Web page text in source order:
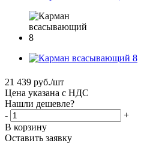
21 439 руб./шт
Цена указана с НДС
Нашли дешевле?
-
+
В корзину
Оставить заявку